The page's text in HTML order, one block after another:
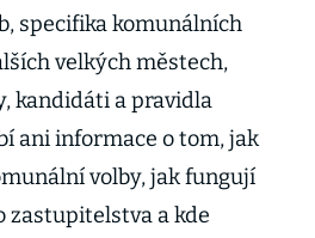
specifika komunálních
velkých městech,
kandidáti a pravidla
ani informace o tom, jak
volby, jak fungují
zastupitelstva a kde